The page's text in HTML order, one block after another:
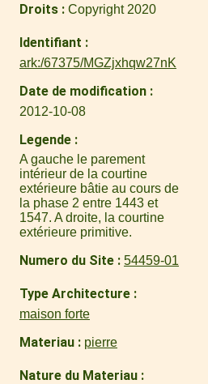
Droits Copyright 2020
Identifiant
ark:/67375/MGZjxhqw27nK
Date de modification
2012-10-08
Legende
A gauche le parement
intérieur de la courtine
extérieure bâtie au cours de
la phase 2 entre 1443 et
1547. A droite, la courtine
extérieure primitive.
Numero du Site 54459-01
Type Architecture
maison forte
Materiau pierre
Nature du Materiau